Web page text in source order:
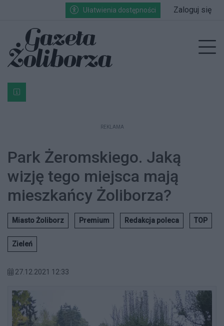
Przejdź do głównych treści
Przejdź do wyszukiwarki
Przejdź do głównego menuUłatwienia dostępności Zaloguj się
Bardzo ważna informacja dla podatników posiadających
REKLAMA
Park Żeromskiego. Jaką
wizję tego miejsca mają
mieszkańcy Żoliborza?
Miasto Żoliborz Premium Redakcja poleca TOP
Zieleń
27.12.2021 12:33